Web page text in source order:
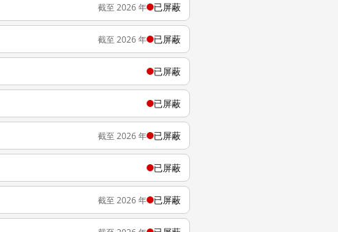
截至 2026 年 已屏蔽
截至 2026 年 已屏蔽
已屏蔽
已屏蔽
截至 2026 年 已屏蔽
已屏蔽
截至 2026 年 已屏蔽